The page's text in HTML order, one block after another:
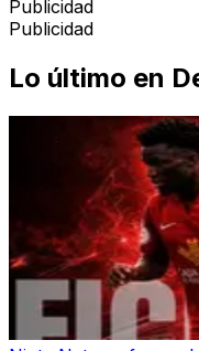
Publicidad
Publicidad
Lo último en